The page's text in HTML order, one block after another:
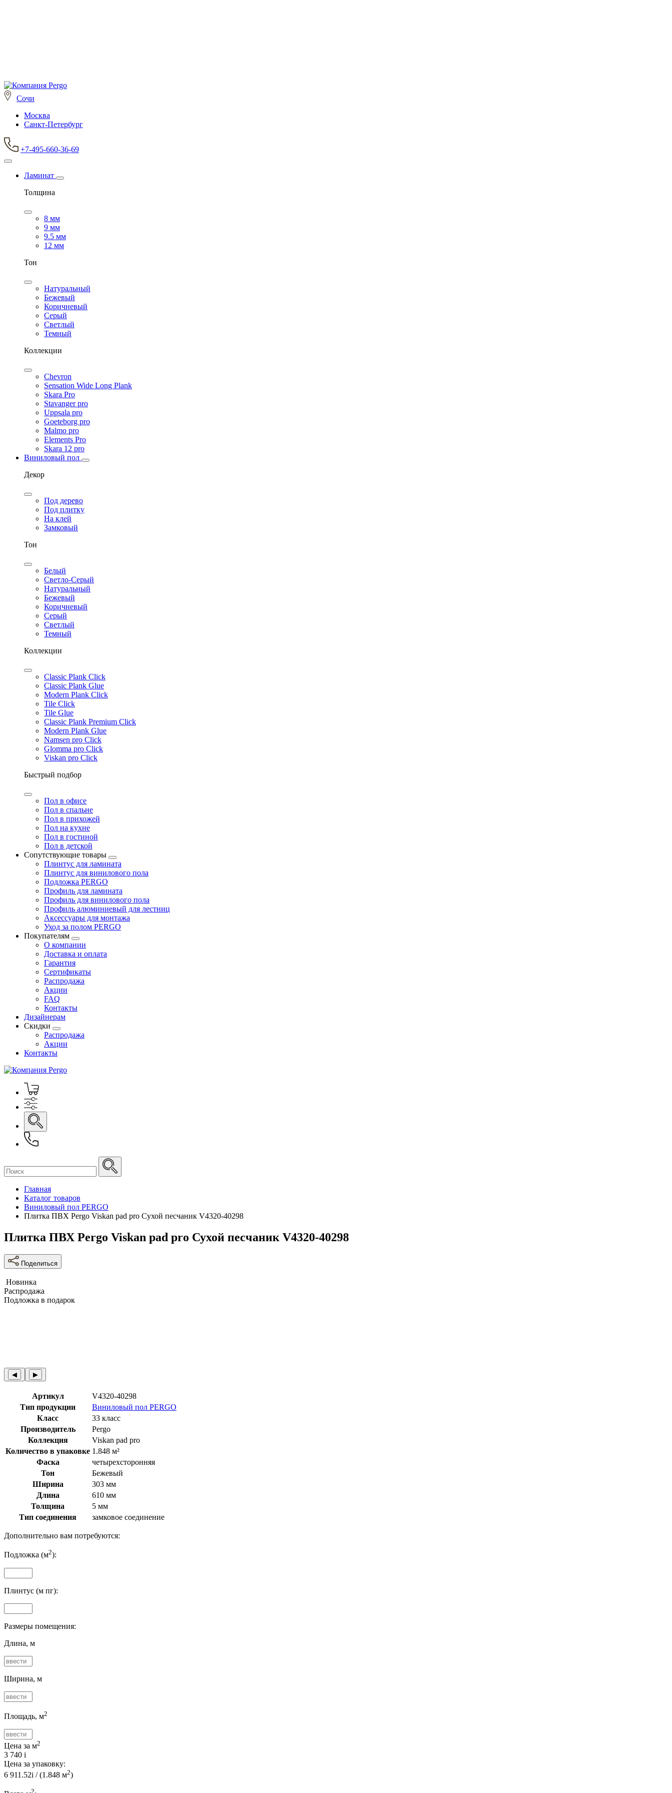
Сочи
Москва
Санкт-Петербург
+7-495-660-36-69
Ламинат
Толщина
8 мм
9 мм
9.5 мм
12 мм
Тон
Натуральный
Бежевый
Коричневый
Серый
Светлый
Темный
Коллекции
Chevron
Sensation Wide Long Plank
Skara Pro
Stavanger pro
Uppsala pro
Goeteborg pro
Malmo pro
Elements Pro
Skara 12 pro
Виниловый пол
Декор
Под дерево
Под плитку
На клей
Замковый
Тон
Белый
Светло-Серый
Натуральный
Бежевый
Коричневый
Серый
Светлый
Темный
Коллекции
Classic Plank Click
Classic Plank Glue
Modern Plank Click
Tile Click
Tile Glue
Classic Plank Premium Click
Modern Plank Glue
Namsen pro Click
Glomma pro Click
Viskan pro Click
Быстрый подбор
Пол в офисе
Пол в спальне
Пол в прихожей
Пол на кухне
Пол в гостиной
Пол в детской
Сопутствующие товары
Плинтус для ламината
Плинтус для винилового пола
Подложка PERGO
Профиль для ламината
Профиль для винилового пола
Профиль алюминиевый для лестниц
Аксессуары для монтажа
Уход за полом PERGO
Покупателям
О компании
Доставка и оплата
Гарантия
Сертификаты
Распродажа
Акции
FAQ
Контакты
Дизайнерам
Скидки
Распродажа
Акции
Контакты
Главная
Каталог товаров
Виниловый пол PERGO
Плитка ПВХ Pergo Viskan pad pro Сухой песчаник V4320-40298
Плитка ПВХ Pergo Viskan pad pro Сухой песчаник V4320-40298
Поделиться
Новинка
Распродажа
Подложка в подарок
◀︎ ▶︎
Артикул
V4320-40298
Тип продукции
Виниловый пол PERGO
Класс
33 класс
Производитель
Pergo
Коллекция
Viskan pad pro
Количество в упаковке 1.848 м²
Фаска
четырехсторонняя
Тон
Бежевый
Ширина
303 мм
Длина
610 мм
Толщина
5 мм
Тип соединения
замковое соединение
Дополнительно вам потребуются:
Подложка (м2):
Плинтус (м пг):
Размеры помещения:
Длина, м
Ширина, м
Площадь, м2
Цена за м2
3 740 i
Цена за упаковку:
6 911.52i / (1.848 м2)
2